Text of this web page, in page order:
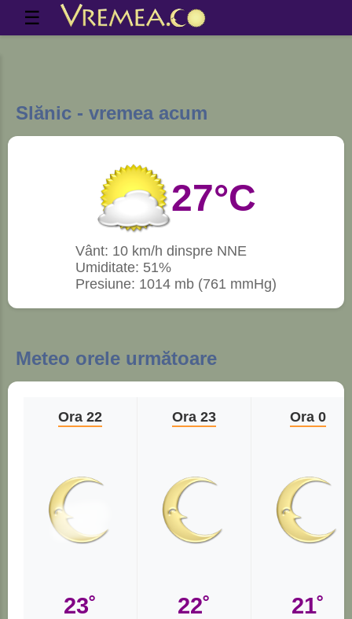
☰
Slănic - vremea acum
27°C
Vânt: 10 km/h dinspre NNE
Umiditate: 51%
Presiune: 1014 mb (761 mmHg)
Meteo orele următoare
Ora 22
23˚
Ora 23
22˚
Ora 0
21˚